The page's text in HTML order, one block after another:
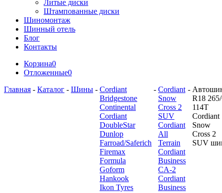
Литые диски
Штампованные диски
Шиномонтаж
Шинный отель
Блог
Контакты
Корзина0
Отложенные0
Главная - Каталог - Шины - Cordiant
Bridgestone
Continental
Cordiant
DoubleStar
Dunlop
Farroad/Saferich
Firemax
Formula
Goform
Hankook
Ikon Tyres
- Cordiant
Snow
Cross 2
SUV
Cordiant
All
Terrain
Cordiant
Business
CA-2
Cordiant
Business
-
R18
114T
Cordiant
Snow
Cross 2
SUV